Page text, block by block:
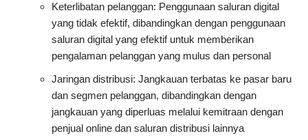
Keterlibatan pelanggan: Penggunaan saluran digital
yang tidak efektif, dibandingkan dengan penggunaan
saluran digital yang efektif untuk memberikan
pengalaman pelanggan yang mulus dan personal
Jaringan distribusi: Jangkauan terbatas ke pasar baru
dan segmen pelanggan, dibandingkan dengan
jangkauan yang diperluas melalui kemitraan dengan
penjual online dan saluran distribusi lainnya